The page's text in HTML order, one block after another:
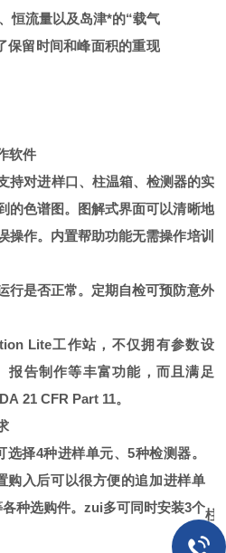
恒流量以及岛津*的“载气
保留时间和峰面积的重现
软件
持对进样口、柱温箱、检测器的实
的色谱图。图解式界面可以清晰地
操作。内置帮助功能无需操作培训
行是否正常。定期自检可预防意外
Lite工作站，不仅拥有参数设
报告制作等丰富功能，而且满足
21 CFR Part 11。
择4种进样单元、5种检测器。
购入后可以很方便的追加进样单
种选购件。zui多可同时安装3个柱